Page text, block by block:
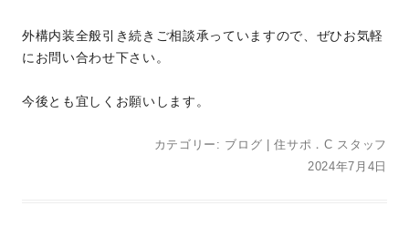
外構内装全般引き続きご相談承っていますので、ぜひお気軽
にお問い合わせ下さい。
今後とも宜しくお願いします。
カテゴリー: ブログ |住サポ．C スタッフ
2024年7月4日